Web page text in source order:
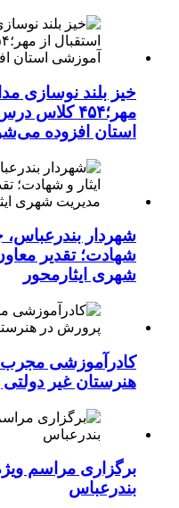
خیز بلند نوسازی
مهر؛۴۵۴
استان افزوده
شهردار بندرعباس،
شهادت؛ تقدیر
شهری ایثارمحور
کادرآموزشی
هنرستان غیر دولتی
برگزاری مراسم
بندرعباس